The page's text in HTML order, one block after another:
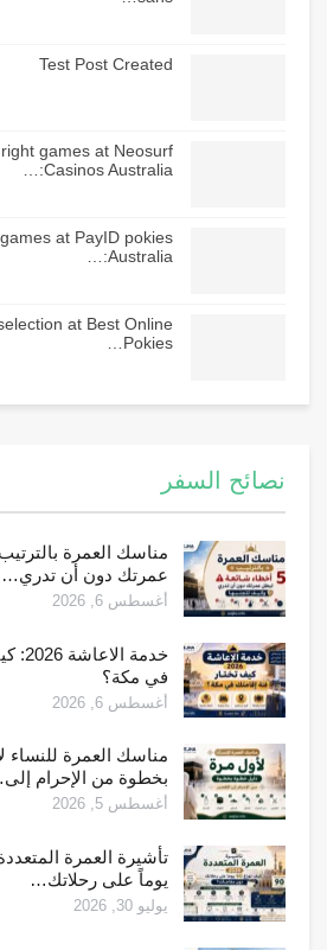
Test Post Created
games at Neosurf
Casinos Australia:…
at PayID pokies
Australia:…
at Best Online
Pokies…
نصائح السفر
عمرتك دون أن تدري…
أغسطس 6, 2026
خدمة
في مكة؟
أغسطس 6, 2026
مناسك العمرة
بخطوة من الإحرام
أغسطس 5, 2026
يوماً على رحلاتك…
يوليو 30, 2026